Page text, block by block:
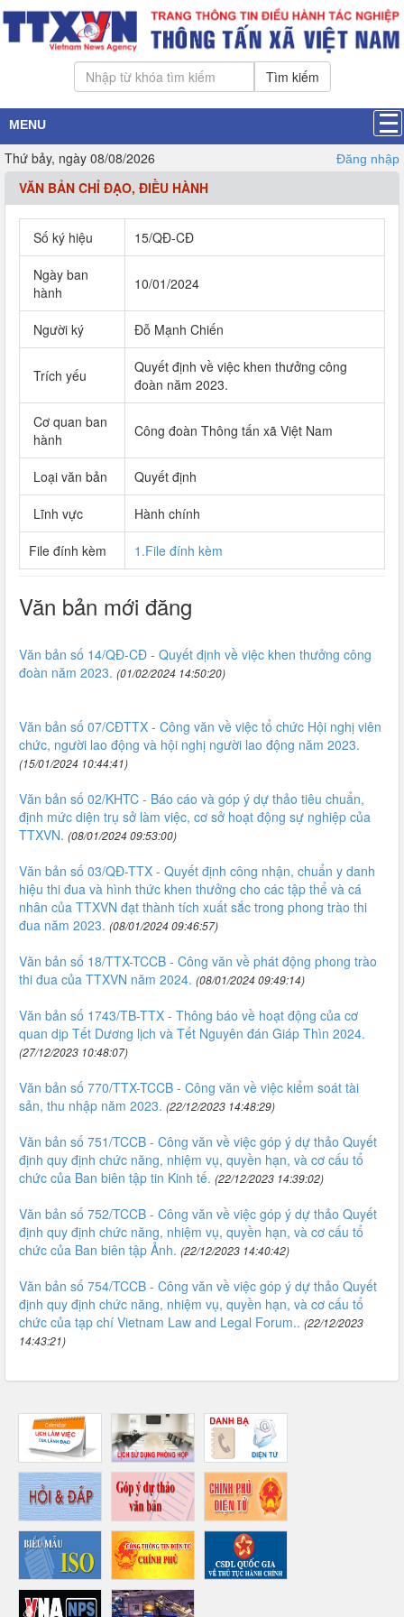
Tìm kiếm
MENU
Thứ bảy, ngày 08/08/2026 Đăng nhập
VĂN BẢN CHỈ ĐẠO, ĐIỀU HÀNH
Số ký hiệu 15/QĐ-CĐ
Ngày ban
hành
10/01/2024
Người ký Đỗ Mạnh Chiến
Trích yếu
Quyết định về việc khen thưởng công
đoàn năm 2023.
Cơ quan ban
hành
Công đoàn Thông tấn xã Việt Nam
Loại văn bản Quyết định
Lĩnh vực Hành chính
File đính kèm 1.File đính kèm
Văn bản mới đăng
Văn bản số 14/QĐ-CĐ - Quyết định về việc khen thưởng công
đoàn năm 2023. (01/02/2024 14:50:20)
Văn bản số 07/CĐTTX - Công văn về việc tổ chức Hội nghị viên
chức, người lao động và hội nghị người lao động năm 2023.
(15/01/2024 10:44:41)
Văn bản số 02/KHTC - Báo cáo và góp ý dự thảo tiêu chuẩn,
định mức diện trụ sở làm việc, cơ sở hoạt động sự nghiệp của
TTXVN. (08/01/2024 09:53:00)
Văn bản số 03/QĐ-TTX - Quyết định công nhận, chuẩn y danh
hiệu thi đua và hình thức khen thưởng cho các tập thể và cá
nhân của TTXVN đạt thành tích xuất sắc trong phong trào thi
đua năm 2023. (08/01/2024 09:46:57)
Văn bản số 18/TTX-TCCB - Công văn về phát động phong trào
thi đua của TTXVN năm 2024. (08/01/2024 09:49:14)
Văn bản số 1743/TB-TTX - Thông báo về hoạt động của cơ
quan dịp Tết Dương lịch và Tết Nguyên đán Giáp Thìn 2024.
(27/12/2023 10:48:07)
Văn bản số 770/TTX-TCCB - Công văn về việc kiểm soát tài
sản, thu nhập năm 2023. (22/12/2023 14:48:29)
Văn bản số 751/TCCB - Công văn về việc góp ý dự thảo Quyết
định quy định chức năng, nhiệm vụ, quyền hạn, và cơ cấu tổ
chức của Ban biên tập tin Kinh tế. (22/12/2023 14:39:02)
Văn bản số 752/TCCB - Công văn về việc góp ý dự thảo Quyết
định quy định chức năng, nhiệm vụ, quyền hạn, và cơ cấu tổ
chức của Ban biên tập Ảnh. (22/12/2023 14:40:42)
Văn bản số 754/TCCB - Công văn về việc góp ý dự thảo Quyết
định quy định chức năng, nhiệm vụ, quyền hạn, và cơ cấu tổ
chức của tạp chí Vietnam Law and Legal Forum.. (22/12/2023
14:43:21)